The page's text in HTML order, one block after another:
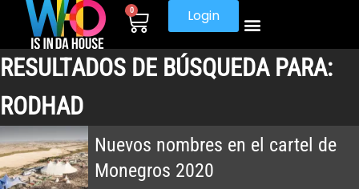
0 Login
RESULTADOS DE BÚSQUEDA PARA:
RODHAD
Nuevos nombres en el cartel de
Monegros 2020